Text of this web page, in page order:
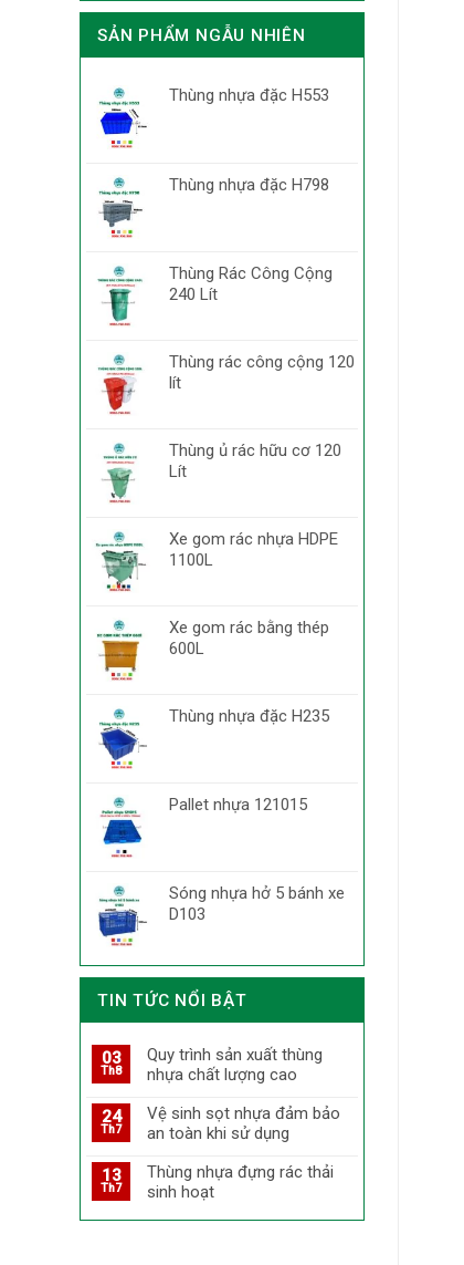
SẢN PHẨM NGẪU NHIÊN
Thùng nhựa đặc H553
Thùng nhựa đặc H798
Thùng Rác Công Cộng
240 Lít
Thùng rác công cộng 120
lít
Thùng ủ rác hữu cơ 120
Lít
Xe gom rác nhựa HDPE
1100L
Xe gom rác bằng thép
600L
Thùng nhựa đặc H235
Pallet nhựa 121015
Sóng nhựa hở 5 bánh xe
D103
TIN TỨC NỔI BẬT
03
Th8
Quy trình sản xuất thùng
nhựa chất lượng cao
24
Th7
Vệ sinh sọt nhựa đảm bảo
an toàn khi sử dụng
13
Th7
Thùng nhựa đựng rác thải
sinh hoạt